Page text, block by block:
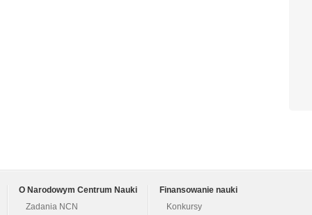
O Narodowym Centrum Nauki
Zadania NCN
Finansowanie nauki
Konkursy